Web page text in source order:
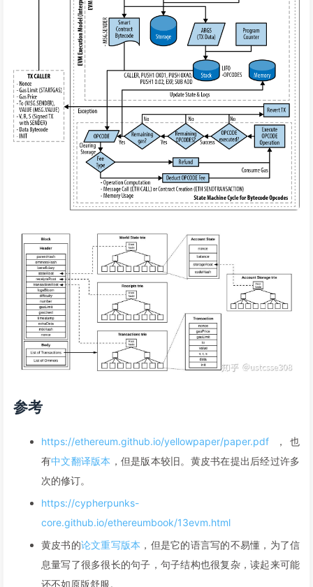
参考
https://ethereum.github.io/yellowpaper/paper.pdf ，也
有中文翻译版本 ，但是版本较旧。黄皮书在提出后经过许多
次的修订。
https://cypherpunks-
core.github.io/ethereumbook/13evm.html
黄皮书的论文重写版本 ，但是它的语言写的不易懂，为了信
息量写了很多很长的句子，句子结构也很复杂，读起来可能
还不如原版舒服。